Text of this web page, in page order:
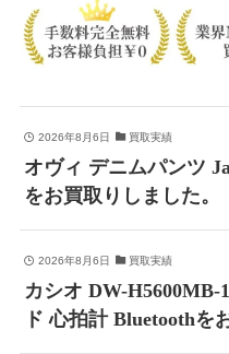
2026年8月6日 買取実績
オヴィ デニムパンツ
をお買取りしました。
2026年8月6日 買取実績
カシオ DW-H5600MB-
ド 心拍計 Bluetoothを